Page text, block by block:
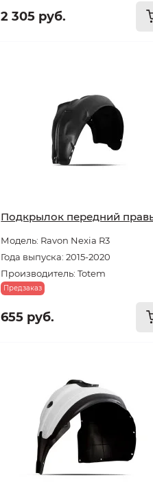
2 305 руб.
Подкрылок передний
Модель: Ravon Nexia R3
Года выпуска: 2015-2020
Производитель: Totem
Предзаказ
655 руб.